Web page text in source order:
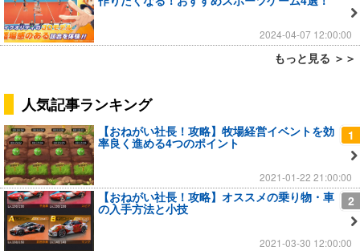
2024-04-07 12:00:00
もっと見る ＞＞
人気記事ランキング
1
【おねがい社長！攻略】牧場経営イベントを効
率良く進める4つのポイント
2021-01-22 21:00:00
2
【おねがい社長！攻略】オススメの乗り物・車
の入手方法と小技
2021-03-30 12:00:00